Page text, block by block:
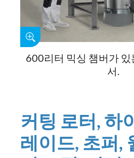
600리터 믹싱 챔버가 있
서.
커팅 로터, 하
레이드, 초퍼,